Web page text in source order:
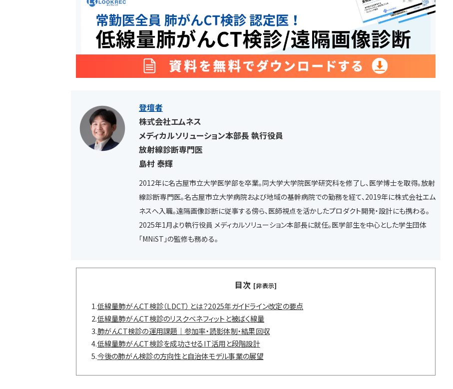
登壇者
株式会社エムネス
メディカルソリューション本部長 執行役員
放射線診断専門医
島村 泰輝
2012年に名古屋市立大学医学部を卒業。同大学大学院医学研究科を修了し、医学博士を取得。放射
線診断専門医。名古屋市立大学病院および地域の基幹病院での勤務を経て、2019年に株式会社エム
ネスへ入職。遠隔画像診断に従事する傍ら、医師視点を活かしたプロダクト開発・設計にも携わる。
2025年1月より執行役員 メディカルソリューション本部長に就任。医学部生を中心とした学生団体
「MNiST」の監修も務める。
目次 [非表示]
1.低線量肺がんCT検診（LDCT）とは？2025年ガイドライン改定の要点
2.低線量肺がんCT検診のリスクベネフィットと被ばく線量
3.肺がんCT検診の運用課題｜参加率・読影体制・結果回収
4.低線量肺がんCT検診を成功させるIT活用と段階設計
5.今後の肺がん検診の方向性と自治体モデル事業の展望